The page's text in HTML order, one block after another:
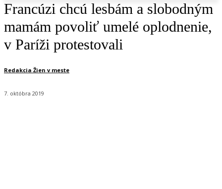
Francúzi chcú lesbám a slobodným
mamám povoliť umelé oplodnenie,
v Paríži protestovali
Redakcia Žien v meste
7. októbra 2019